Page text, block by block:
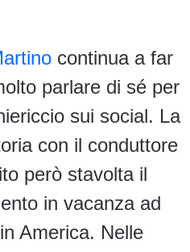
continua a far
parlare di sé per
sui social. La
con il conduttore
però stavolta il
in vacanza ad
America. Nelle